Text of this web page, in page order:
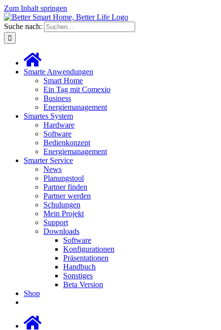
Zum Inhalt springen
Suche nach:
Smarte Anwendungen
Smart Home
Ein Tag mit Comexio
Business
Energiemanagement
Smartes System
Hardware
Software
Bedienkonzept
Energiemanagement
Smarter Service
News
Planungstool
Partner finden
Partner werden
Schulungen
Mein Projekt
Support
Downloads
Software
Konfigurationen
Präsentationen
Handbuch
Sonstiges
Beta Version
Shop